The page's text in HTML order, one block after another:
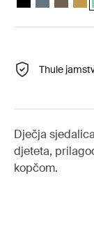
Thule
Dječja
djeteta,
kopčom.